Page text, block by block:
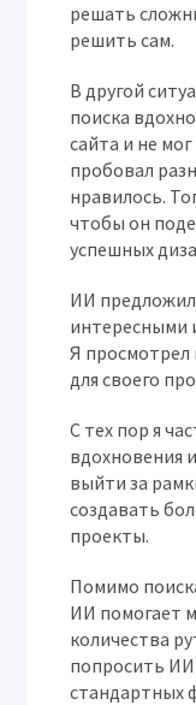
решать
решить сам.
В другой
поиска
сайта и не
пробовал
нравилось.
чтобы он
успешных
ИИ предложил
интересными
Я просмотрел
для своего
С тех пор я
вдохновения
выйти за
создавать
проекты.
Помимо
ИИ помогает
количества
попросить ИИ
стандартных